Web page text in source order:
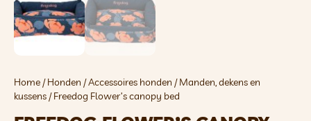
Home /Honden /Accessoires honden /Manden, dekens en
kussens / Freedog Flower’s canopy bed